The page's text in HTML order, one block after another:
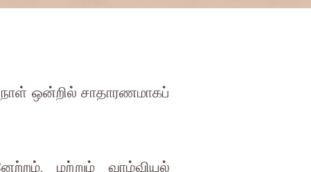
ஒன்றில் சாதாரணமாகப்
மற்றும் வாழ்வியல்